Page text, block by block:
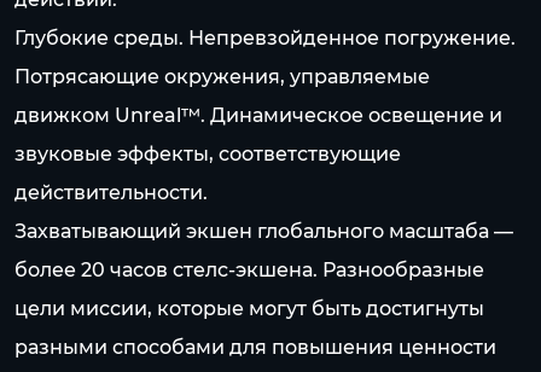
Глубокие среды. Непревзойденное погружение.
Потрясающие окружения, управляемые
движком Unreal™. Динамическое освещение и
звуковые эффекты, соответствующие
действительности.
Захватывающий экшен глобального масштаба —
более 20 часов стелс-экшена. Разнообразные
цели миссии, которые могут быть достигнуты
разными способами для повышения ценности